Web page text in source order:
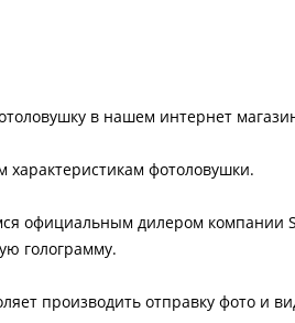
в нашем интернет
фотоловушки.
официальным дилером компании
голограмму.
производить отправку фото и